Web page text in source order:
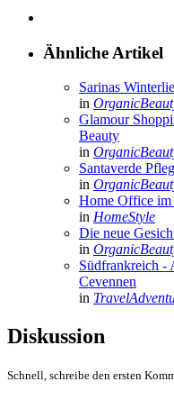
Ähnliche Artikel
Sarinas
in
Glamour
Beauty
in
Santaverde
in
Home Office im
in HomeStyle
Die neue
in
Südfrankreich -
Cevennen
in
Diskussion
Schnell, schreibe den ersten